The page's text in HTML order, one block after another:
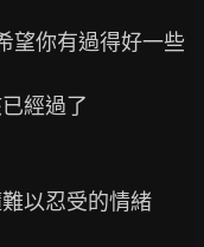
望你有過得好一些
經過了
以忍受的情緒